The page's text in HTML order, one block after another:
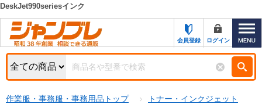
カテゴリー一覧
お知らせ
特集・キャンペーン一覧
初めての方へ
キーワード検索
DeskJet990seriesインク
会員登録 ログイン
作業服・事務服・事務用品トップ
トナー・インクジェット